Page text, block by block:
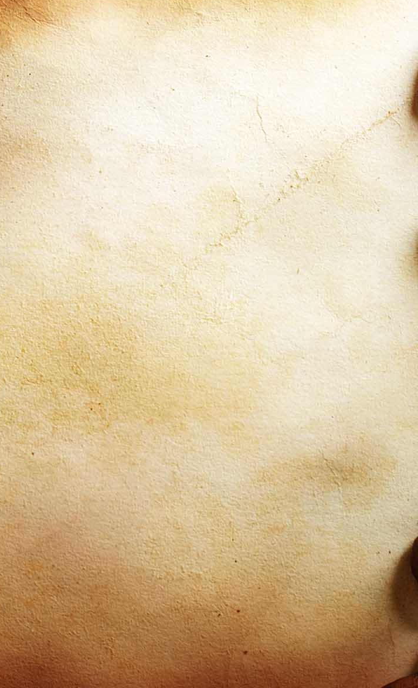
Forest Waldkaffee Äthopien Spengler NaturRösterei